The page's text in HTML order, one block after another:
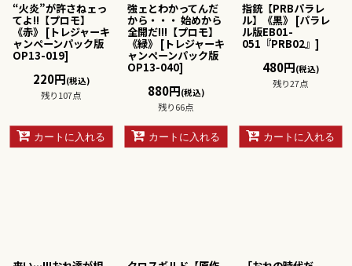
“火炎”が許さねェっ
てよ!!【プロモ】
《赤》 [トレジャーキ
ャンペーンパック版
OP13-019]
220円(税込)
残り107点
カートに入れる
強ェとわかってんだ
から・・・ 始めから
全開だ!!!【プロモ】
《緑》 [トレジャーキ
ャンペーンパック版
OP13-040]
880円(税込)
残り66点
カートに入れる
指銃【PRBパラレ
ル】《黒》 [パラレ
ル版EB01-
051『PRB02』 ]
480円(税込)
残り27点
カートに入れる